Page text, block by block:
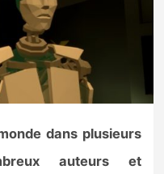
dans plusieurs
auteurs et